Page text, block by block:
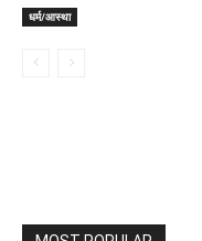
धर्म/आस्था